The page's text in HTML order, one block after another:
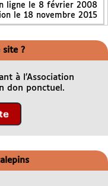
ligne le 8 février 2008
le 18 novembre 2015
site ?
à l’Association
don ponctuel.